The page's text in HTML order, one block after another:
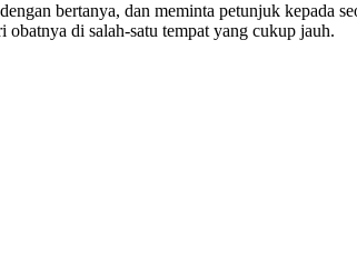
bertanya, dan meminta petunjuk kepada
di salah-satu tempat yang cukup jauh.